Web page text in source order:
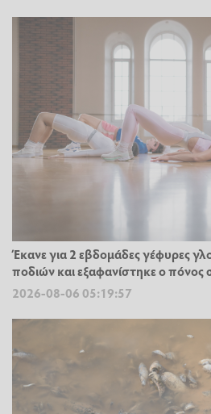
Έκανε για 2 εβδομάδες γέφυρες
ποδιών και εξαφανίστηκε ο πόνος
2026-08-06 05:19:57